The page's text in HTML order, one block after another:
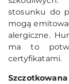
stosunku do
mogą
alergiczne.
ma to
certyfikatami.